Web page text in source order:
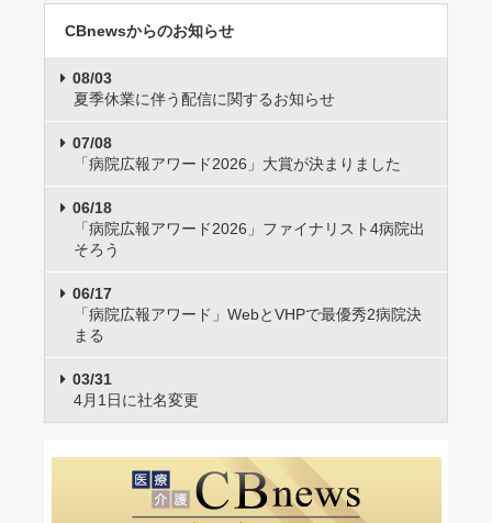
CBnewsからのお知らせ
08/03
夏季休業に伴う配信に関するお知らせ
07/08
「病院広報アワード2026」大賞が決まりました
06/18
「病院広報アワード2026」ファイナリスト4病院出
そろう
06/17
「病院広報アワード」WebとVHPで最優秀2病院決
まる
03/31
4月1日に社名変更